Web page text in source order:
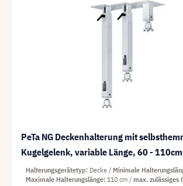
PeTa NG Deckenhalterung mit
Kugelgelenk, variable Länge, 60 - 110cm
Halterungsgerätetyp Decke Minimale
Maximale Halterungslänge 110 cm max. zulässiges